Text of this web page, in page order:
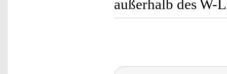
außerhalb des W-